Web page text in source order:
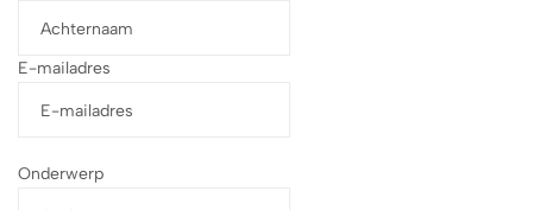
E-mailadres
Onderwerp